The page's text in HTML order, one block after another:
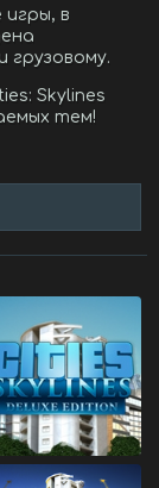
в
грузовому.
Skylines
тем!